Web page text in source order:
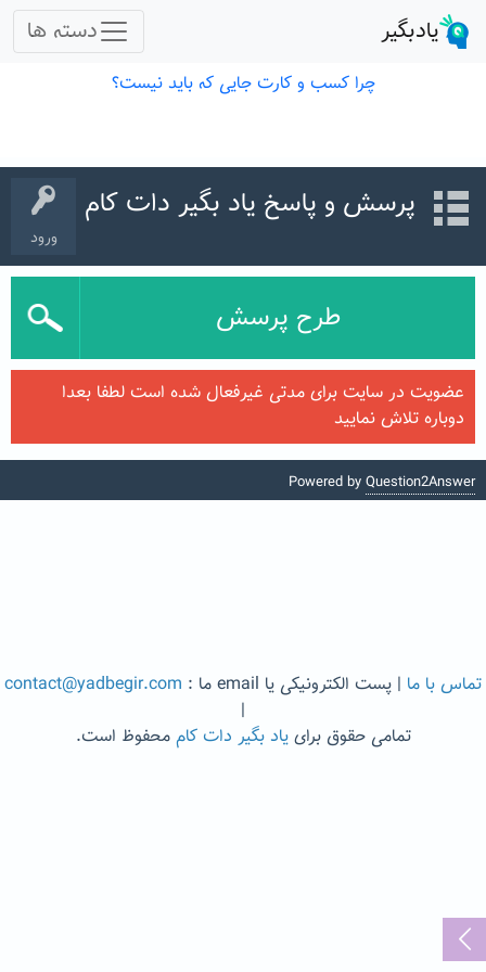
ورود
پرسش و پاسخ یاد بگیر دات کام
طرح پرسش
عضویت در سایت برای مدتی غیرفعال شده است لطفا بعدا
دوباره تلاش نمایید
Powered by Question2Answer
تماس با ما | پست الکترونیکی یا email ما :
contact@yadbegir.com
|
تمامی حقوق براییاد بگیر دات کام محفوظ است.